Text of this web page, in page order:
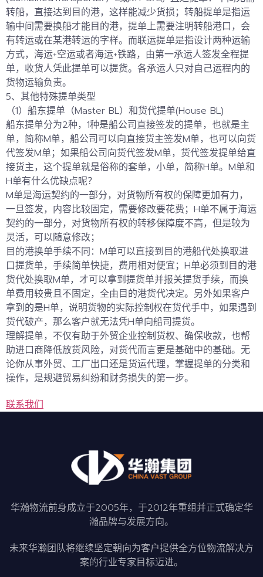
转船，直接达到目的港，这样能减少货损；转船提单是指运
输中间需要换船才能目的港，提单上需要注明转船港口，会
有转运或在某港转运的字样。而联运提单是指设计两种运输
方式，海运+空运或者海运+铁路，由第一承运人签发全程提
单，收货人凭此提单可以提货。各承运人只对自己运程内的
货物运输负责。
5、其他特殊提单类型
（1）船东提单（Master BL）和货代提单(House BL)
船东提单分为2种，1种是船公司直接签发的提单，也就是主
单，简称M单，船公司可以向直接货主签发M单，也可以向货
代签发M单；如果船公司向货代签发M单，货代签发提单给直
接货主，这个提单就是俗称的套单，小单，简称H单。M单和
H单有什么优缺点呢？
M单是海运契约的一部分，对货物所有权的保障更加有力，
一旦签发，内容比较固定，需要修改要花费；H单不属于海运
契约的一部分，对货物所有权的转移保障度不高，但是较为
灵活，可以随意修改；
目的港换单手续不同：M单可以直接到目的港船代处换取进
口提货单，手续简单快捷，费用相对便宜；H单必须到目的港
货代处换取M单，才可以拿到提货单并报关提货手续，而换
单费用较贵且不固定，全由目的港货代决定。另外如果客户
拿到的是H单，说明货物的实际控制权在货代手中，如果遇到
货代破产，那么客户就无法凭H单向船司提货。
理解提单，不仅有助于外贸企业控制货权、确保收款，也帮
助进口商降低放货风险，对货代而言更是基础中的基础。无
论你从事外贸、工厂出口还是货运代理，掌握提单的分类和
操作，是规避贸易纠纷和财务损失的第一步。
联系我们
华瀚物流前身成立于2005年，于2012年重组并正式确定华
瀚品牌与发展方向。
未来华瀚团队将继续坚定朝向为客户提供全方位物流解决方
案的行业专家目标迈进。